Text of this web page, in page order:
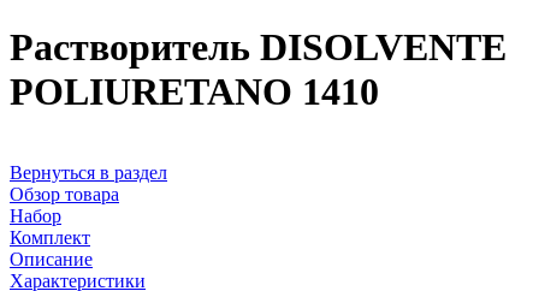
Растворитель DISOLVENTE
POLIURETANO 1410
Вернуться в раздел
Обзор товара
Набор
Комплект
Описание
Характеристики